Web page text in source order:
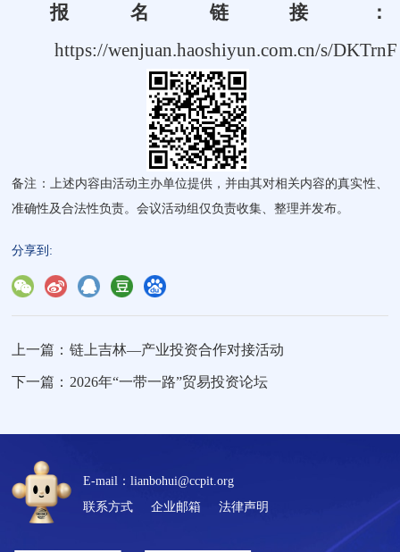
报名链接：
https://wenjuan.haoshiyun.com.cn/s/DKTrnF
备注：上述内容由活动主办单位提供，并由其对相关内容的真实性、
准确性及合法性负责。会议活动组仅负责收集、整理并发布。
分享到:
上一篇： 链上吉林—产业投资合作对接活动
下一篇： 2026年“一带一路”贸易投资论坛
E-mail：lianbohui@ccpit.org
联系方式
企业邮箱 法律声明